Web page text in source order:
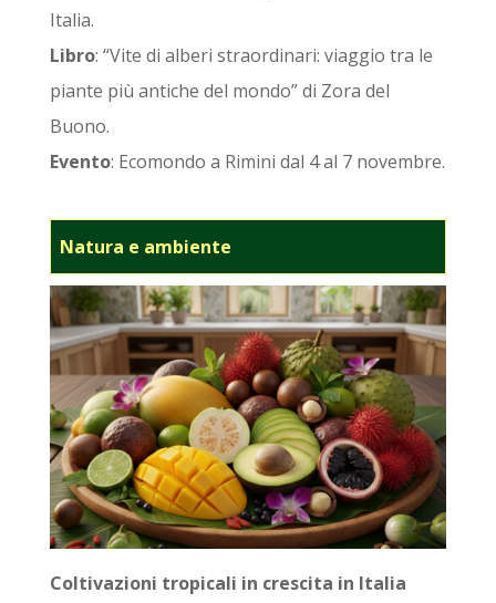
Italia.
Libro: “Vite di alberi straordinari: viaggio tra le
piante più antiche del mondo” di Zora del
Buono.
Evento: Ecomondo a Rimini dal 4 al 7 novembre.
Natura e ambiente
Coltivazioni tropicali in crescita in Italia